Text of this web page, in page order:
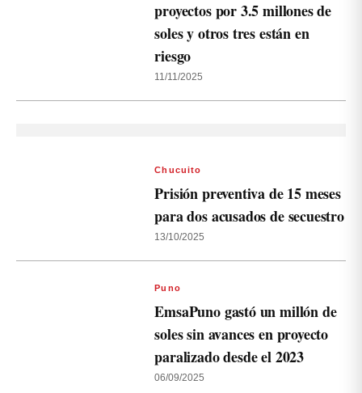
proyectos por 3.5 millones de
soles y otros tres están en
riesgo
11/11/2025
Chucuito
Prisión preventiva de 15 meses
para dos acusados de secuestro
13/10/2025
Puno
EmsaPuno gastó un millón de
soles sin avances en proyecto
paralizado desde el 2023
06/09/2025